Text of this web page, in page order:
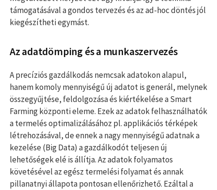
támogatásával a gondos tervezés és az ad-hoc döntés jól
kiegészítheti egymást.
Az adatdömping és a munkaszervezés
A precíziós gazdálkodás nemcsak adatokon alapul,
hanem komoly mennyiségű új adatot is generál, melynek
összegyűjtése, feldolgozása és kiértékelése a Smart
Farming központi eleme. Ezek az adatok felhasználhatók
a termelés optimalizálásához pl. applikációs térképek
létrehozásával, de ennek a nagy mennyiségű adatnak a
kezelése (Big Data) a gazdálkodót teljesen új
lehetőségek elé is állítja. Az adatok folyamatos
követésével az egész termelési folyamat és annak
pillanatnyi állapota pontosan ellenőrizhető. Ezáltal a